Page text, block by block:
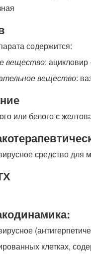
содержится:
вещество: ацикловир
вещество:
или белого с
средство для
клетках,